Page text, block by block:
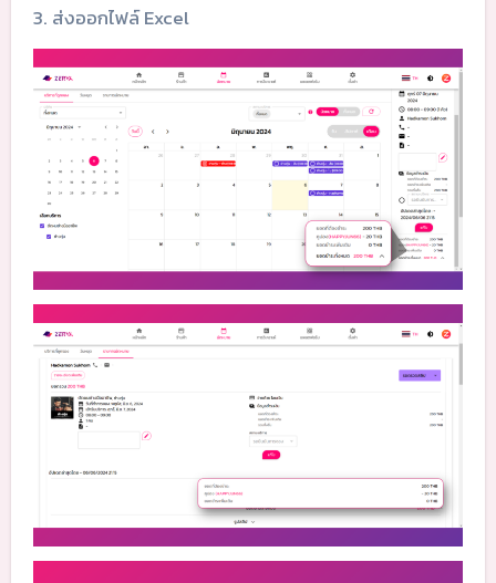
3. ส่งออกไฟล์ Excel